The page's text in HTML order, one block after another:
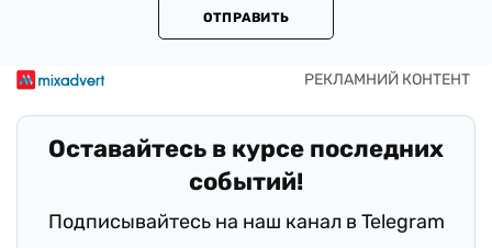
ОТПРАВИТЬ
Оставайтесь в курсе последних
событий!
Подписывайтесь на наш канал в Telegram